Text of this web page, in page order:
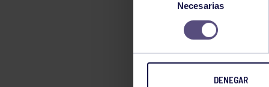
consentimiento
Necesarias
DENEGAR
RUGBY